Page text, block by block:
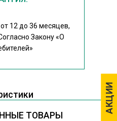
АКЦИИ
АКЦИИ
12 до 36 месяцев,
Закону«О
ТОВАРЫ